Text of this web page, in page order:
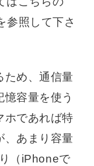
参照して下さ
ため、通信量
容量を使う
ホであれば特
、あまり容量
（iPhoneで